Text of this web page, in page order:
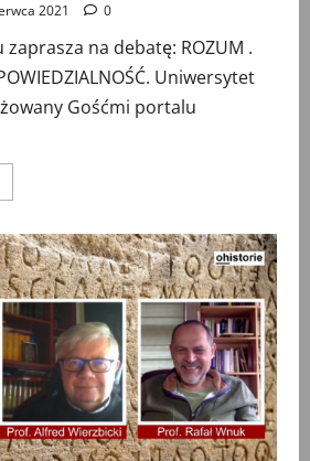
2021 0
na debatę: ROZUM .
Uniwersytet
Gośćmi portalu